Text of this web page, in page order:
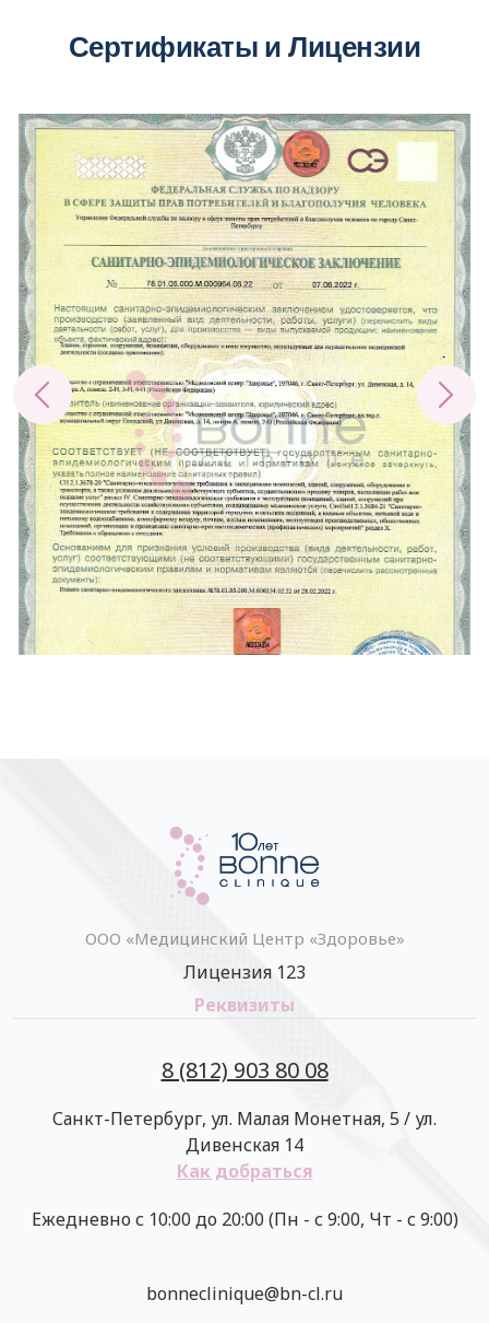
Сертификаты и Лицензии
ООО «Медицинский Центр «Здоровье»
Лицензия 123
Реквизиты
8 (812) 903 80 08
Санкт-Петербург, ул. Малая Монетная, 5 / ул.
Дивенская 14
Как добраться
Ежедневно с 10:00 до 20:00 (Пн - с 9:00, Чт - с 9:00)
bonneclinique@bn-cl.ru